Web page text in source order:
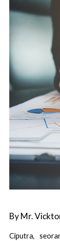
By Mr.
Ciputra,